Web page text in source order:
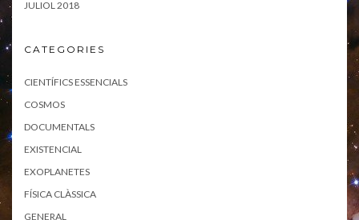
JULIOL 2018
CATEGORIES
CIENTÍFICS ESSENCIALS
COSMOS
DOCUMENTALS
EXISTENCIAL
EXOPLANETES
FÍSICA CLÀSSICA
GENERAL